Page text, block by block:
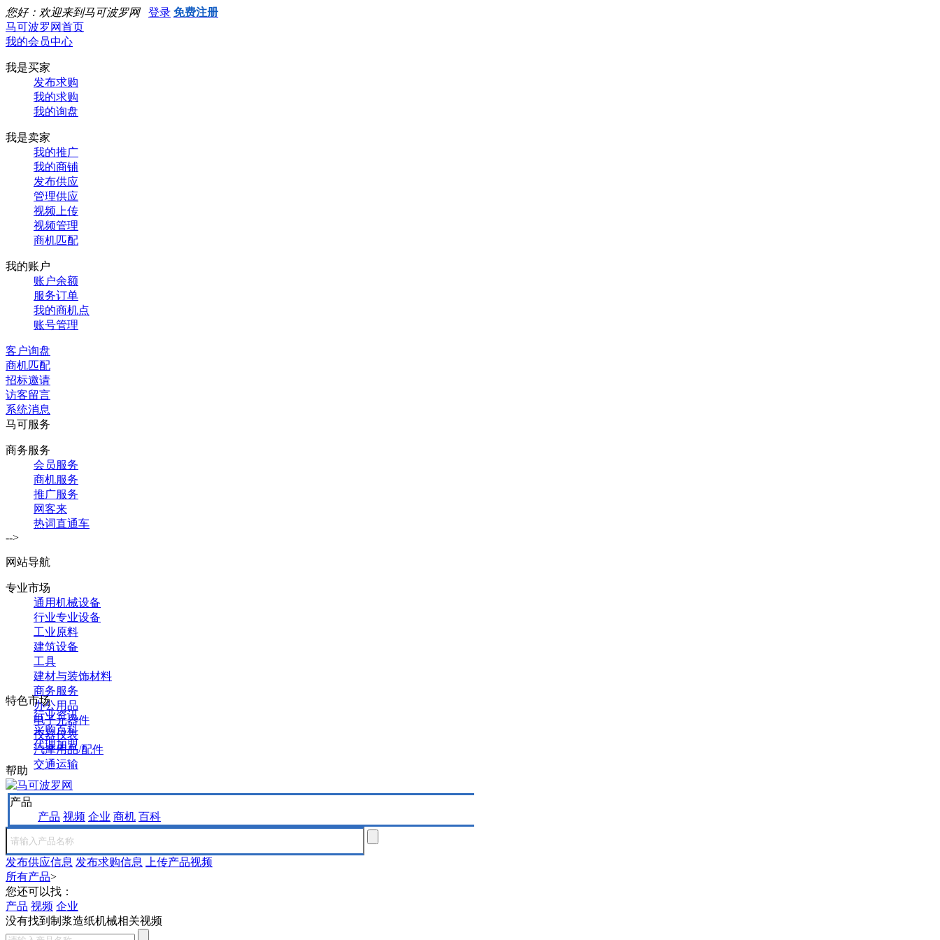
您好：欢迎来到马可波罗网 登录 免费注册
马可波罗网首页
我的会员中心
我是买家
发布求购
我的求购
我的询盘
我是卖家
我的推广
我的商铺
发布供应
管理供应
视频上传
视频管理
商机匹配
我的账户
账户余额
服务订单
我的商机点
账号管理
客户询盘
商机匹配
招标邀请
访客留言
系统消息
马可服务
商务服务
会员服务
商机服务
推广服务
网客来
热词直通车
-->
网站导航
专业市场
通用机械设备
行业专业设备
工业原料
建筑设备
工具
建材与装饰材料
商务服务
办公用品
电子元器件
仪器仪表
汽摩用品/配件
交通运输
特色市场
行业资讯
采购百科
代理加盟
帮助
产品
产品 视频 企业 商机 百科
发布供应信息 发布求购信息
上传产品视频
所有产品>
您还可以找：
产品 视频 企业
没有找到 制浆造纸机械相关视频